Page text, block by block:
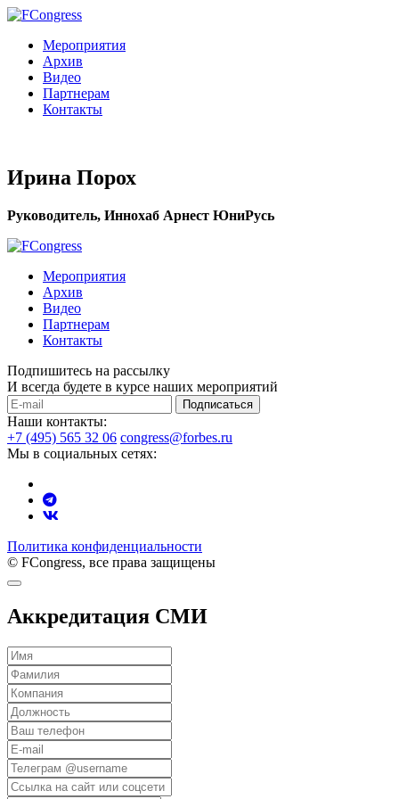
Мероприятия
Архив
Видео
Партнерам
Контакты
Ирина Порох
Руководитель, Иннохаб Арнест ЮниРусь
Мероприятия
Архив
Видео
Партнерам
Контакты
Подпишитесь на рассылку
И всегда будете в курсе наших мероприятий
Подписаться
Наши контакты:
+7 (495) 565 32 06 congress@forbes.ru
Мы в социальных сетях:
Политика конфиденциальности
© FCongress, все права защищены
Аккредитация СМИ